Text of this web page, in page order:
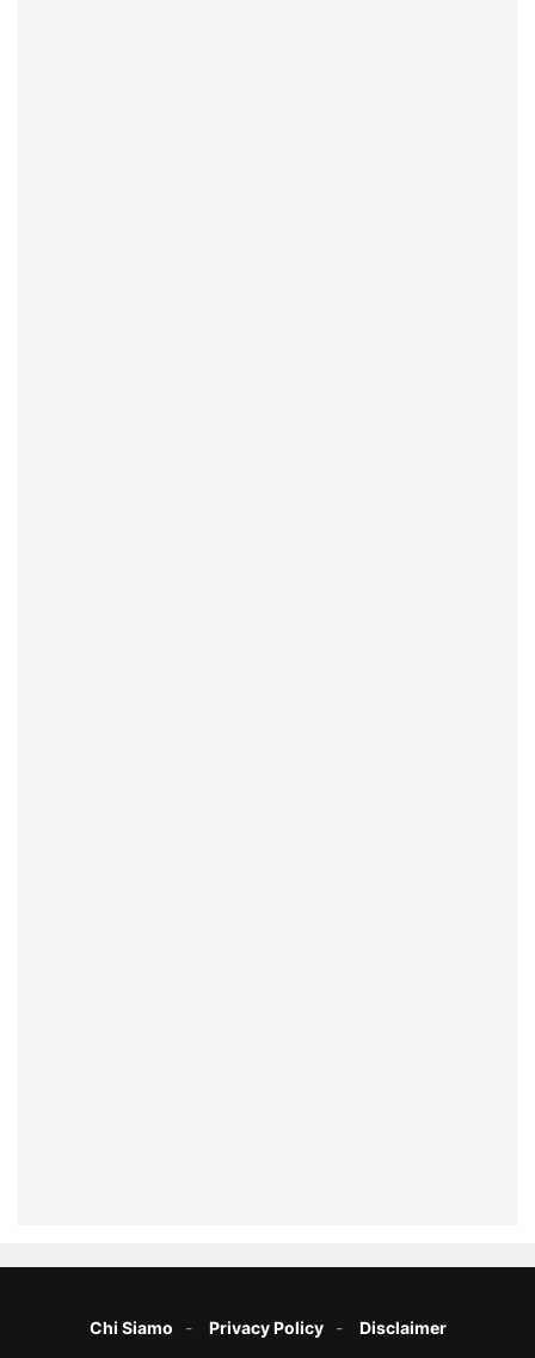
Chi Siamo Privacy Policy Disclaimer